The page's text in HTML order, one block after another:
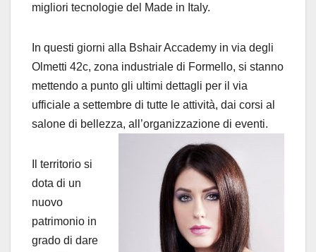
migliori tecnologie del Made in Italy.
In questi giorni alla Bshair Accademy in via degli
Olmetti 42c, zona industriale di Formello, si stanno
mettendo a punto gli ultimi dettagli per il via
ufficiale a settembre di tutte le attività, dai corsi al
salone di bellezza, all’organizzazione di eventi.
Il territorio si
dota di un
nuovo
patrimonio in
grado di dare